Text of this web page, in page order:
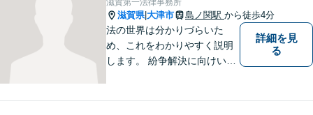
滋賀県|大津市 島ノ関駅 から徒歩4分
法の世界は分かりづらいた
め、これをわかりやすく説明
します。 紛争解決に向けいく
詳細を見
る